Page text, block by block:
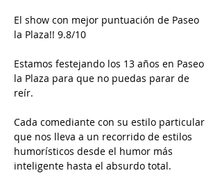
El show con mejor puntuación de Paseo
la Plaza!! 9.8/10
Estamos festejando los 13 años en Paseo
la Plaza para que no puedas parar de
reír.
Cada comediante con su estilo particular
que nos lleva a un recorrido de estilos
humorísticos desde el humor más
inteligente hasta el absurdo total.